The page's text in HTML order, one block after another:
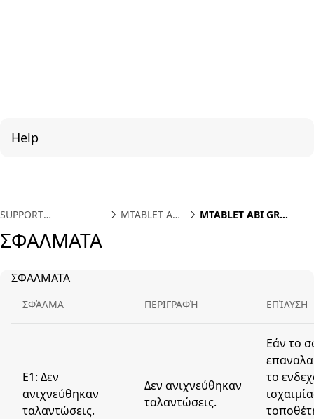
Help
SUPPORT
MTABLET ABI
MTABLET ABI GR
ΣΦΑΛΜΑΤΑ
ΣΦΑΛΜΑΤΑ
ΣΦΆΛΜΑ ΠΕΡΙΓΡΑΦΉ ΕΠΊΛΥΣΗ
E1: Δεν
ανιχνεύθηκαν
ταλαντώσεις.
Δεν ανιχνεύθηκαν
ταλαντώσεις.
Εάν το
το